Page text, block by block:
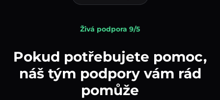
Živá podpora 9/5
Pokud potřebujete pomoc,
náš tým podpory vám rád
pomůže